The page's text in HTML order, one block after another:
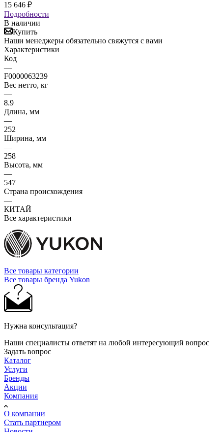
15 646 ₽
Подробности
В наличии
Купить
Наши менеджеры обязательно свяжутся с вами
Характеристики
Код
—
F0000063239
Вес нетто, кг
—
8.9
Длина, мм
—
252
Ширина, мм
—
258
Высота, мм
—
547
Страна происхождения
—
КИТАЙ
Все характеристики
Все товары категории
Все товары бренда Yukon
Нужна консультация?
Наши специалисты ответят на любой интересующий вопрос
Задать вопрос
Каталог
Услуги
Бренды
Акции
Компания
О компании
Стать партнером